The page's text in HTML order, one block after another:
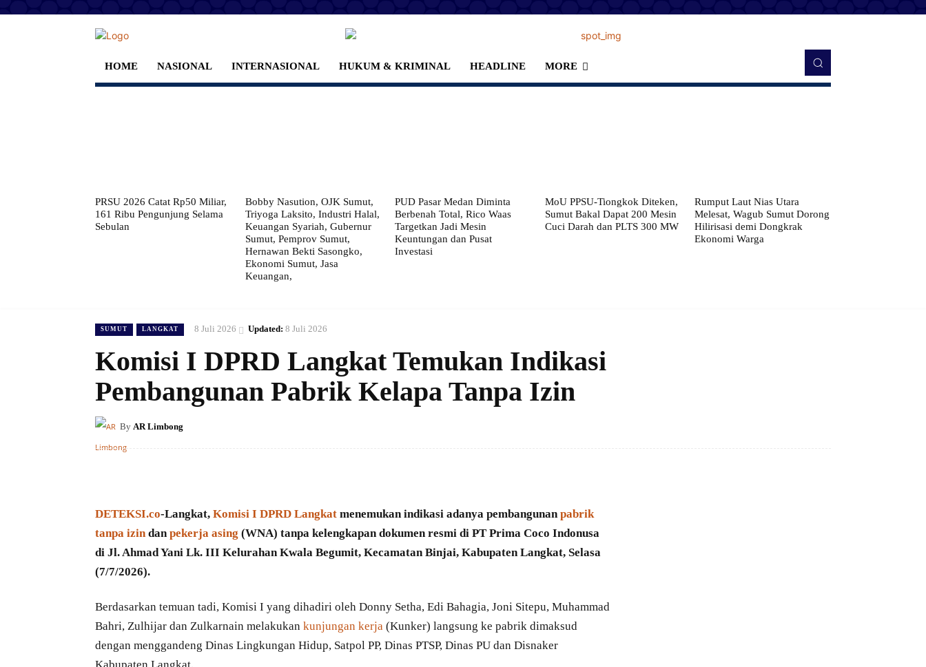
HOME NASIONAL INTERNASIONAL HUKUM & KRIMINAL HEADLINE MORE
PRSU 2026 Catat Rp50 Miliar,
161 Ribu Pengunjung Selama
Sebulan
Bobby Nasution, OJK Sumut,
Triyoga Laksito, Industri Halal,
Keuangan Syariah, Gubernur
Sumut, Pemprov Sumut,
Hernawan Bekti Sasongko,
Ekonomi Sumut, Jasa
Keuangan,
PUD Pasar Medan Diminta
Berbenah Total, Rico Waas
Targetkan Jadi Mesin
Keuntungan dan Pusat
Investasi
MoU PPSU-Tiongkok Diteken,
Sumut Bakal Dapat 200 Mesin
Cuci Darah dan PLTS 300 MW
Rumput Laut Nias Utara
Melesat, Wagub Sumut Dorong
Hilirisasi demi Dongkrak
Ekonomi Warga
SUMUT LANGKAT 8 Juli 2026 Updated: 8 Juli 2026
Komisi I DPRD Langkat Temukan Indikasi
Pembangunan Pabrik Kelapa Tanpa Izin
By AR Limbong
DETEKSI.co-Langkat, Komisi I DPRD Langkat menemukan indikasi adanya pembangunanpabrik
tanpa izindanpekerja asing (WNA) tanpa kelengkapan dokumen resmi di PT Prima Coco Indonusa
di Jl. Ahmad Yani Lk. III Kelurahan Kwala Begumit, Kecamatan Binjai, Kabupaten Langkat, Selasa
(7/7/2026).
Berdasarkan temuan tadi, Komisi I yang dihadiri oleh Donny Setha, Edi Bahagia, Joni Sitepu, Muhammad
Bahri, Zulhijar dan Zulkarnain melakukan kunjungan kerja (Kunker) langsung ke pabrik dimaksud
dengan menggandeng Dinas Lingkungan Hidup, Satpol PP, Dinas PTSP, Dinas PU dan Disnaker
Kabupaten Langkat.